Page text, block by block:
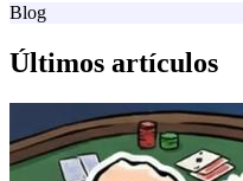
Blog
Últimos artículos